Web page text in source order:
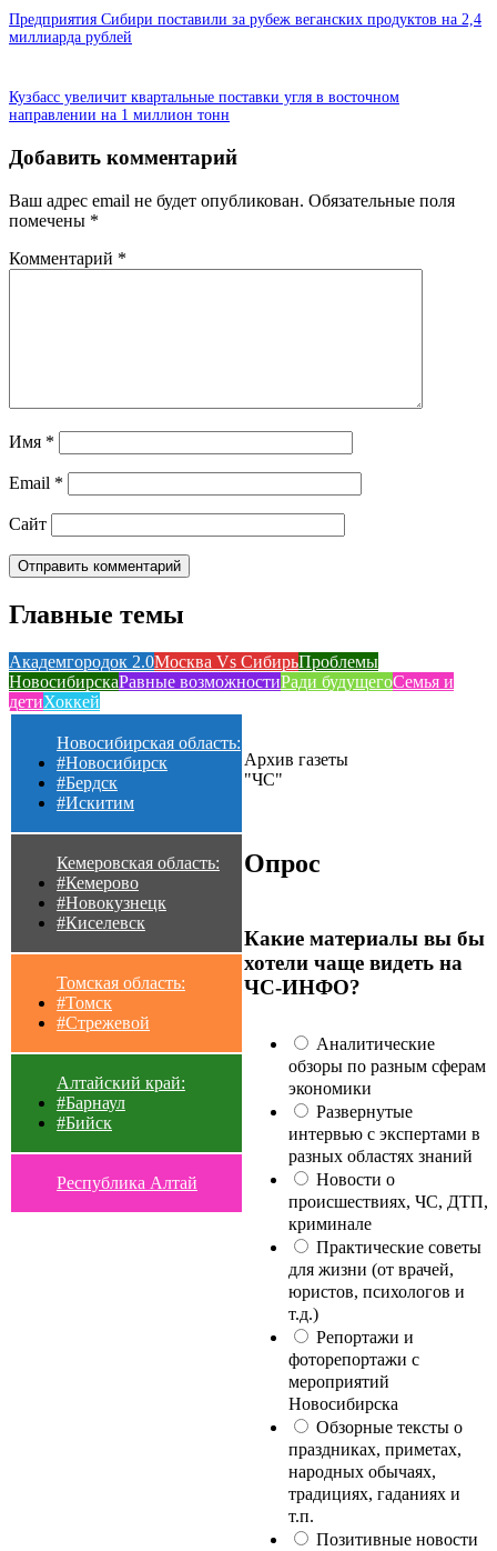
Предприятия Сибири поставили за рубеж веганских продуктов на 2,4
миллиарда рублей
Кузбасс увеличит квартальные поставки угля в восточном
направлении на 1 миллион тонн
Добавить комментарий
Ваш адрес email не будет опубликован. Обязательные поля
помечены *
Комментарий *
Имя *
Email *
Сайт
Главные темы
Академгородок 2.0Москва Vs СибирьПроблемы
НовосибирскаРавные возможностиРади будущегоСемья и
детиХоккей
Новосибирская область:
#Новосибирск
#Бердск
#Искитим
Кемеровская область:
#Кемерово
#Новокузнецк
#Киселевск
Томская область:
#Томск
#Стрежевой
Алтайский край:
#Барнаул
#Бийск
Республика Алтай
Архив газеты
"ЧС"
Опрос
Какие материалы вы бы
хотели чаще видеть на
ЧС-ИНФО?
Аналитические
обзоры по разным сферам
экономики
Развернутые
интервью с экспертами в
разных областях знаний
Новости о
происшествиях, ЧС, ДТП,
криминале
Практические советы
для жизни (от врачей,
юристов, психологов и
т.д.)
Репортажи и
фоторепортажи с
мероприятий
Новосибирска
Обзорные тексты о
праздниках, приметах,
народных обычаях,
традициях, гаданиях и
т.п.
Позитивные новости